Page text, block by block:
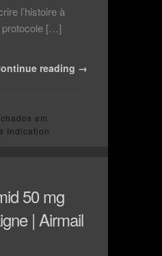
l’histoire à
protocole […]
reading →
em
Indication
50 mg
| Airmail